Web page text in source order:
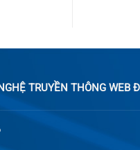
TRUYỀN THÔNG WEB